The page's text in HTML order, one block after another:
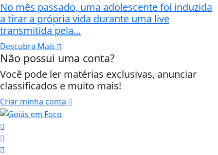
No mês passado, uma adolescente foi induzida
a tirar a própria vida durante uma live
transmitida pela...
Descubra Mais
Não possui uma conta?
Você pode ler matérias exclusivas, anunciar
classificados e muito mais!
Criar minha conta